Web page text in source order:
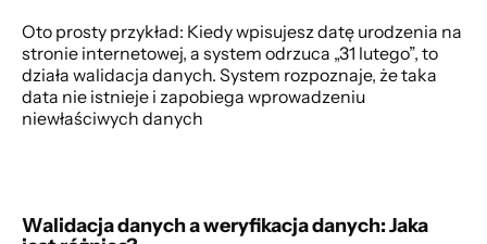
Oto prosty przykład: Kiedy wpisujesz datę urodzenia na
stronie internetowej, a system odrzuca „31 lutego”, to
działa walidacja danych. System rozpoznaje, że taka
data nie istnieje i zapobiega wprowadzeniu
niewłaściwych danych
Walidacja danych a weryfikacja danych: Jaka